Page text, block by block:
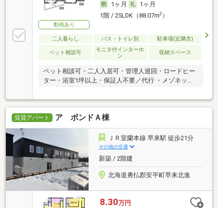
動画あり
1ヶ月
1ヶ月
1階 / 2SLDK（88.07m2）
二人暮らし バス・トイレ別 駐車場(近隣含)
ペット相談可
モニタ付インターホ
ン
収納スペース
ペット相談可・二人入居可・管理人巡回・ロードヒー
ター・浴室1坪以上・保証人不要／代行 ・メゾネッ
ト・初期費用カード決済可
賃貸アパート ア ボンドＡ棟
ＪＲ室蘭本線 早来駅 徒歩21分
その他の交通
新築 / 2階建
北海道勇払郡安平町早来北進
8.30万円